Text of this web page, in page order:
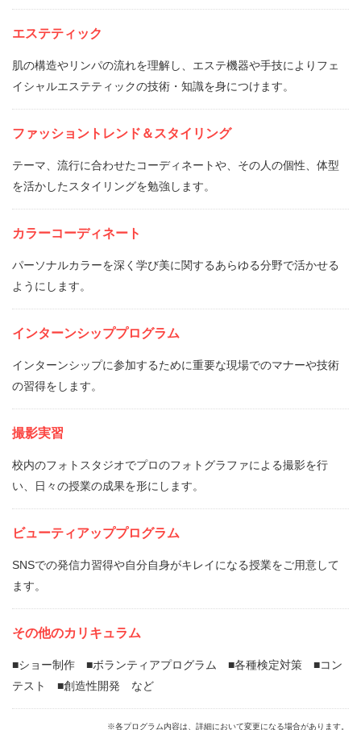
エステティック
肌の構造やリンパの流れを理解し、エステ機器や手技によりフェ
イシャルエステティックの技術・知識を身につけます。
ファッショントレンド＆スタイリング
テーマ、流行に合わせたコーディネートや、その人の個性、体型
を活かしたスタイリングを勉強します。
カラーコーディネート
パーソナルカラーを深く学び美に関するあらゆる分野で活かせる
ようにします。
インターンシッププログラム
インターンシップに参加するために重要な現場でのマナーや技術
の習得をします。
撮影実習
校内のフォトスタジオでプロのフォトグラファによる撮影を行
い、日々の授業の成果を形にします。
ビューティアッププログラム
SNSでの発信力習得や自分自身がキレイになる授業をご用意して
ます。
その他のカリキュラム
■ショー制作 ■ボランティアプログラム ■各種検定対策 ■コン
テスト ■創造性開発 など
※各プログラム内容は、詳細において変更になる場合があります。